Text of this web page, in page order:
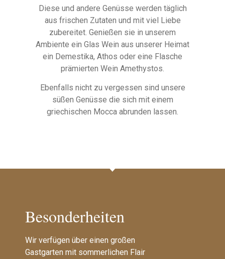
Diese und andere Genüsse werden täglich
aus frischen Zutaten und mit viel Liebe
zubereitet. Genießen sie in unserem
Ambiente ein Glas Wein aus unserer Heimat
ein Demestika, Athos oder eine Flasche
prämierten Wein Amethystos.
Ebenfalls nicht zu vergessen sind unsere
süßen Genüsse die sich mit einem
griechischen Mocca abrunden lassen.
Besonderheiten
Wir verfügen über einen großen
Gastgarten mit sommerlichen Flair